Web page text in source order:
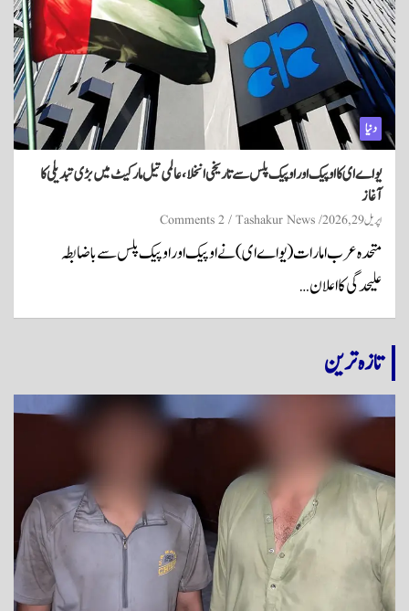
دنیا
یو اے ای کا اوپیک اور اوپیک پلس سے تاریخی انخلا، عالمی تیل مارکیٹ میں بڑی تبدیلی کا
آغاز
اپریل 29, 2026 Tashakur News
2 Comments
متحدہ عرب امارات (یو اے ای) نے اوپیک اور اوپیک پلس سے باضابطہ
علیحدگی کا اعلان…
تازہ ترین